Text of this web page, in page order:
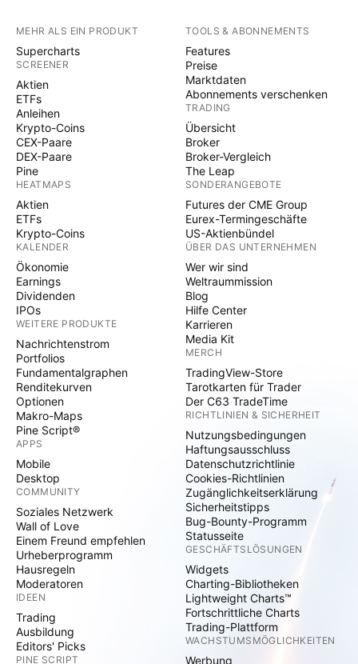
MEHR ALS EIN PRODUKT
Supercharts
SCREENER
Aktien
ETFs
Anleihen
Krypto-Coins
CEX-Paare
DEX-Paare
Pine
HEATMAPS
Aktien
ETFs
Krypto-Coins
KALENDER
Ökonomie
Earnings
Dividenden
IPOs
WEITERE PRODUKTE
Nachrichtenstrom
Portfolios
Fundamentalgraphen
Renditekurven
Optionen
Makro-Maps
Pine Script®
APPS
Mobile
Desktop
COMMUNITY
Soziales Netzwerk
Wall of Love
Einem Freund empfehlen
Urheberprogramm
Hausregeln
Moderatoren
IDEEN
Trading
Ausbildung
Editors' Picks
PINE SCRIPT
TOOLS & ABONNEMENTS
Features
Preise
Marktdaten
Abonnements verschenken
TRADING
Übersicht
Broker
Broker-Vergleich
The Leap
SONDERANGEBOTE
Futures der CME Group
Eurex-Termingeschäfte
US-Aktienbündel
ÜBER DAS UNTERNEHMEN
Wer wir sind
Weltraummission
Blog
Hilfe Center
Karrieren
Media Kit
MERCH
TradingView-Store
Tarotkarten für Trader
Der C63 TradeTime
RICHTLINIEN & SICHERHEIT
Nutzungsbedingungen
Haftungsausschluss
Datenschutzrichtlinie
Cookies-Richtlinien
Zugänglichkeitserklärung
Sicherheitstipps
Bug-Bounty-Programm
Statusseite
GESCHÄFTSLÖSUNGEN
Widgets
Charting-Bibliotheken
Lightweight Charts™
Fortschrittliche Charts
Trading-Plattform
WACHSTUMSMÖGLICHKEITEN
Werbung